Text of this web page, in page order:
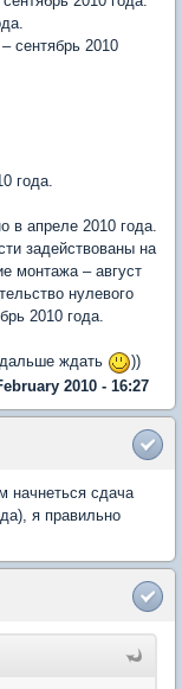
сентябрь 2010
года.
в апреле 2010 года.
задействованы на
монтажа – август
нулевого
2010 года.
ждать
))
2010 - 16:27
начнеться сдача
я правильно